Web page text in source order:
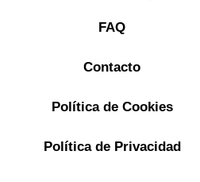
k
FAQ
Contacto
Política de Cookies
Política de Privacidad